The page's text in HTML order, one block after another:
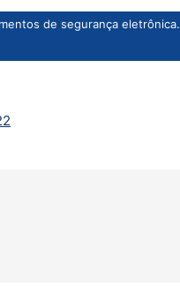
de segurança eletrônica.